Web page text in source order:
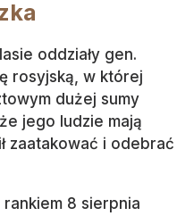
oddziały gen.
rosyjską, w której
dużej sumy
jego ludzie mają
zaatakować i odebrać
rankiem 8 sierpnia